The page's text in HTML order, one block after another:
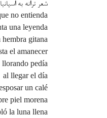
شعر ترانه به
no entienda
una leyenda
hembra gitana
el amanecer
llorando pedía
al llegar el día
un calé
piel morena
la luna llena